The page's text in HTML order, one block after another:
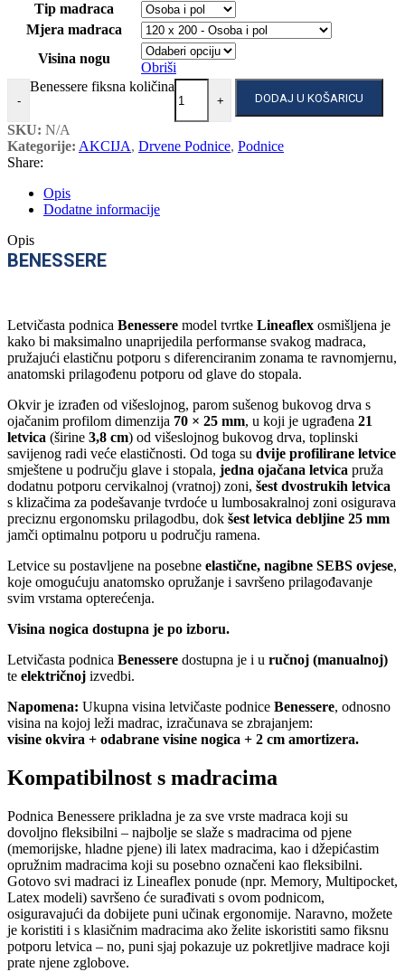
Tip madraca
Mjera madraca
Visina nogu
Obriši
-
Benessere fiksna količina
+ DODAJ U KOŠARICU
SKU: N/A
Kategorije: AKCIJA, Drvene Podnice, Podnice
Share:
Opis
Dodatne informacije
Opis
BENESSERE
Letvičasta podnica Benessere model tvrtke Lineaflex osmišljena je
kako bi maksimalno unaprijedila performanse svakog madraca,
pružajući elastičnu potporu s diferenciranim zonama te ravnomjernu,
anatomski prilagođenu potporu od glave do stopala.
Okvir je izrađen od višeslojnog, parom sušenog bukovog drva s
ojačanim profilom dimenzija 70 × 25 mm, u koji je ugrađena 21
letvica (širine 3,8 cm) od višeslojnog bukovog drva, toplinski
savijenog radi veće elastičnosti. Od toga su dvije profilirane letvice
smještene u području glave i stopala, jedna ojačana letvica pruža
dodatnu potporu cervikalnoj (vratnoj) zoni, šest dvostrukih letvica
s klizačima za podešavanje tvrdoće u lumbosakralnoj zoni osigurava
preciznu ergonomsku prilagodbu, dok šest letvica debljine 25 mm
jamči optimalnu potporu u području ramena.
Letvice su postavljene na posebne elastične, nagibne SEBS ovjese,
koje omogućuju anatomsko opružanje i savršeno prilagođavanje
svim vrstama opterećenja.
Visina nogica dostupna je po izboru.
Letvičasta podnica Benessere dostupna je i u ručnoj (manualnoj)
te električnoj izvedbi.
Napomena: Ukupna visina letvičaste podnice Benessere, odnosno
visina na kojoj leži madrac, izračunava se zbrajanjem:
visine okvira + odabrane visine nogica + 2 cm amortizera.
Kompatibilnost s madracima
Podnica Benessere prikladna je za sve vrste madraca koji su
dovoljno fleksibilni – najbolje se slaže s madracima od pjene
(memorijske, hladne pjene) ili latex madracima, kao i džepićastim
opružnim madracima koji su posebno označeni kao fleksibilni.
Gotovo svi madraci iz Lineaflex ponude (npr. Memory, Multipocket,
Latex modeli) savršeno će surađivati s ovom podnicom,
osiguravajući da dobijete puni učinak ergonomije. Naravno, možete
je koristiti i s klasičnim madracima ako želite iskoristiti samo fiksnu
potporu letvica – no, puni sjaj pokazuje uz pokretljive madrace koji
prate njene zglobove.